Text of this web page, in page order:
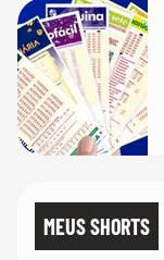
MEUS SHORTS